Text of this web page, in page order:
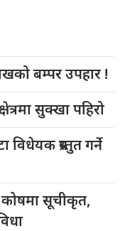
बम्पर उपहार !
सुक्खा पहिरो
विधेयक प्रस्तुत गर्ने
सूचीकृत,